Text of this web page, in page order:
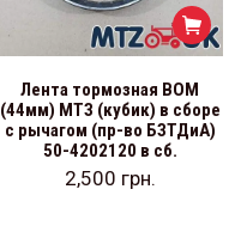
Лента тормозная ВОМ
(44мм) МТЗ (кубик) в сборе
с рычагом (пр-во БЗТДиА)
50-4202120 в сб.
2,500 грн.